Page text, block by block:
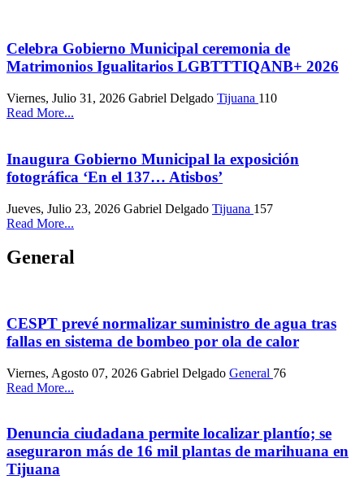
Celebra Gobierno Municipal ceremonia de
Matrimonios Igualitarios LGBTTTIQANB+ 2026
Viernes, Julio 31, 2026 Gabriel Delgado Tijuana 110
Read More...
Inaugura Gobierno Municipal la exposición
fotográfica ‘En el 137… Atisbos’
Jueves, Julio 23, 2026 Gabriel Delgado Tijuana 157
Read More...
General
CESPT prevé normalizar suministro de agua tras
fallas en sistema de bombeo por ola de calor
Viernes, Agosto 07, 2026 Gabriel Delgado General 76
Read More...
Denuncia ciudadana permite localizar plantío; se
aseguraron más de 16 mil plantas de marihuana en
Tijuana